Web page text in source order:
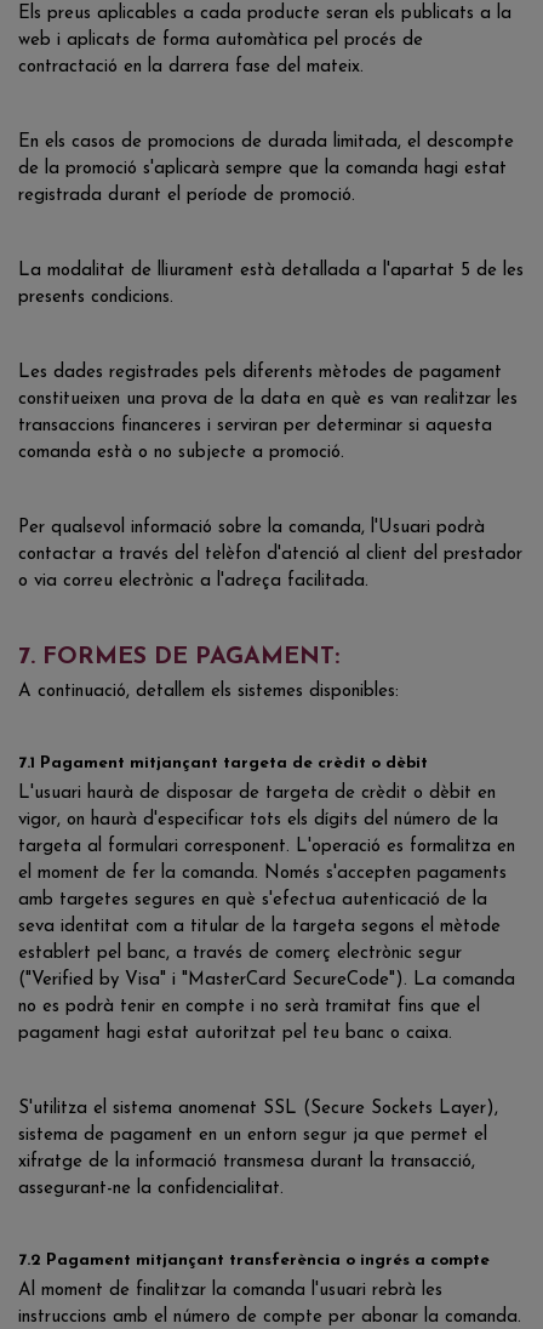
Els preus aplicables a cada producte seran els publicats a la
web i aplicats de forma automàtica pel procés de
contractació en la darrera fase del mateix.
En els casos de promocions de durada limitada, el descompte
de la promoció s'aplicarà sempre que la comanda hagi estat
registrada durant el període de promoció.
La modalitat de lliurament està detallada a l'apartat 5 de les
presents condicions.
Les dades registrades pels diferents mètodes de pagament
constitueixen una prova de la data en què es van realitzar les
transaccions financeres i serviran per determinar si aquesta
comanda està o no subjecte a promoció.
Per qualsevol informació sobre la comanda, l'Usuari podrà
contactar a través del telèfon d'atenció al client del prestador
o via correu electrònic a l'adreça facilitada.
7. FORMES DE PAGAMENT:
A continuació, detallem els sistemes disponibles:
7.1 Pagament mitjançant targeta de crèdit o dèbit
L'usuari haurà de disposar de targeta de crèdit o dèbit en
vigor, on haurà d'especificar tots els dígits del número de la
targeta al formulari corresponent. L'operació es formalitza en
el moment de fer la comanda. Només s'accepten pagaments
amb targetes segures en què s'efectua autenticació de la
seva identitat com a titular de la targeta segons el mètode
establert pel banc, a través de comerç electrònic segur
("Verified by Visa" i "MasterCard SecureCode"). La comanda
no es podrà tenir en compte i no serà tramitat fins que el
pagament hagi estat autoritzat pel teu banc o caixa.
S'utilitza el sistema anomenat SSL (Secure Sockets Layer),
sistema de pagament en un entorn segur ja que permet el
xifratge de la informació transmesa durant la transacció,
assegurant-ne la confidencialitat.
7.2 Pagament mitjançant transferència o ingrés a compte
Al moment de finalitzar la comanda l'usuari rebrà les
instruccions amb el número de compte per abonar la comanda.